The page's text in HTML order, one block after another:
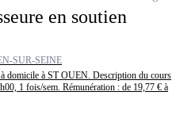
en soutien
SUR-SEINE
domicile à ST OUEN. Description du cours
1 fois/sem. Rémunération : de 19,77 € à